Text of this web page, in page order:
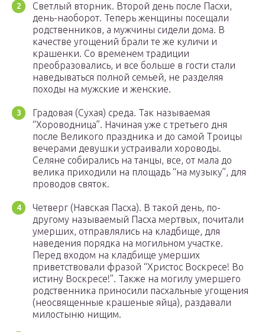
Светлый вторник. Второй день после Пасхи,
день-наоборот. Теперь женщины посещали
родственников, а мужчины сидели дома. В
качестве угощений брали те же куличи и
крашенки. Со временем традиции
преобразовались, и все больше в гости стали
наведываться полной семьей, не разделяя
походы на мужские и женские.
Градовая (Сухая) среда. Так называемая
“Хороводница”. Начиная уже с третьего дня
после Великого праздника и до самой Троицы
вечерами девушки устраивали хороводы.
Селяне собирались на танцы, все, от мала до
велика приходили на площадь “на музыку”, для
проводов святок.
Четверг (Навская Пасха). В такой день, по-
другому называемый Пасха мертвых, почитали
умерших, отправлялись на кладбище, для
наведения порядка на могильном участке.
Перед входом на кладбище умерших
приветствовали фразой “Христос Воскресе! Во
истину Воскресе!”. Также на могилу умершего
родственника приносили пасхальные угощения
(неосвященные крашеные яйца), раздавали
милостыню нищим.